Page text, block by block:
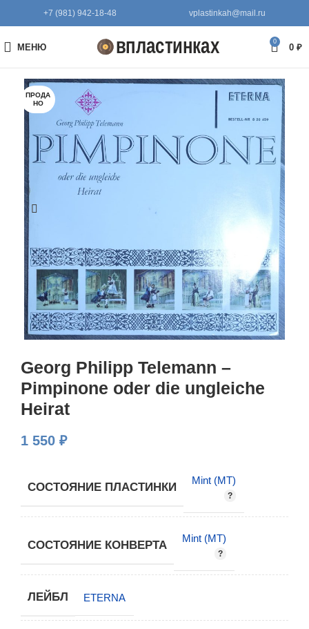
+7 (981) 942-18-48 vplastinkah@mail.ru
МЕНЮ
0
0 ₽
ПРОДА
НО
Georg Philipp Telemann –
Pimpinone oder die ungleiche
Heirat
1 550 ₽
СОСТОЯНИЕ ПЛАСТИНКИ
Mint (MT)
СОСТОЯНИЕ КОНВЕРТА
Mint (MT)
ЛЕЙБЛ ETERNA